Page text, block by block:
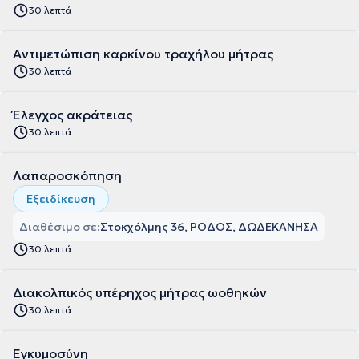
30 λεπτά
Αντιμετώπιση καρκίνου τραχήλου μήτρας
30 λεπτά
Έλεγχος ακράτειας
30 λεπτά
Λαπαροσκόπηση
Εξειδίκευση
Διαθέσιμο σε:Στοκχόλμης 36, ΡΟΔΟΣ, ΔΩΔΕΚΑΝΗΣΑ
30 λεπτά
Διακολπικός υπέρηχος μήτρας ωοθηκών
30 λεπτά
Εγκυμοσύνη